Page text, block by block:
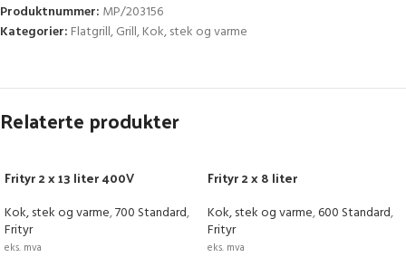
Produktnummer: MP/203156
Kategorier: Flatgrill,Grill,Kok, stek og varme
Relaterte produkter
Frityr 2 x 13 liter 400V
Kok, stek og varme,700 Standard,
Frityr
eks. mva
Frityr 2 x 8 liter
Kok, stek og varme,600 Standard,
Frityr
eks. mva